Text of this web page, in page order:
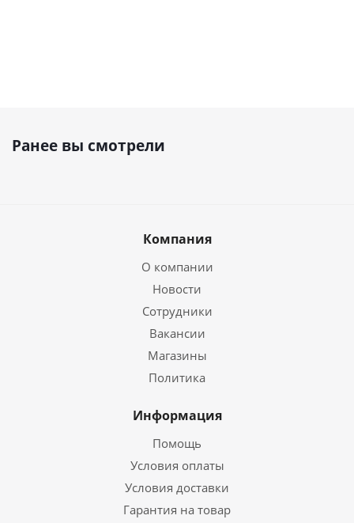
Ранее вы смотрели
Компания
О компании
Новости
Сотрудники
Вакансии
Магазины
Политика
Информация
Помощь
Условия оплаты
Условия доставки
Гарантия на товар